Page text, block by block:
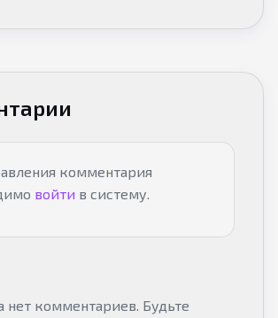
комментария
войти в систему.
нет комментариев. Будьте